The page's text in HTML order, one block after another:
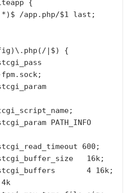
|$) {